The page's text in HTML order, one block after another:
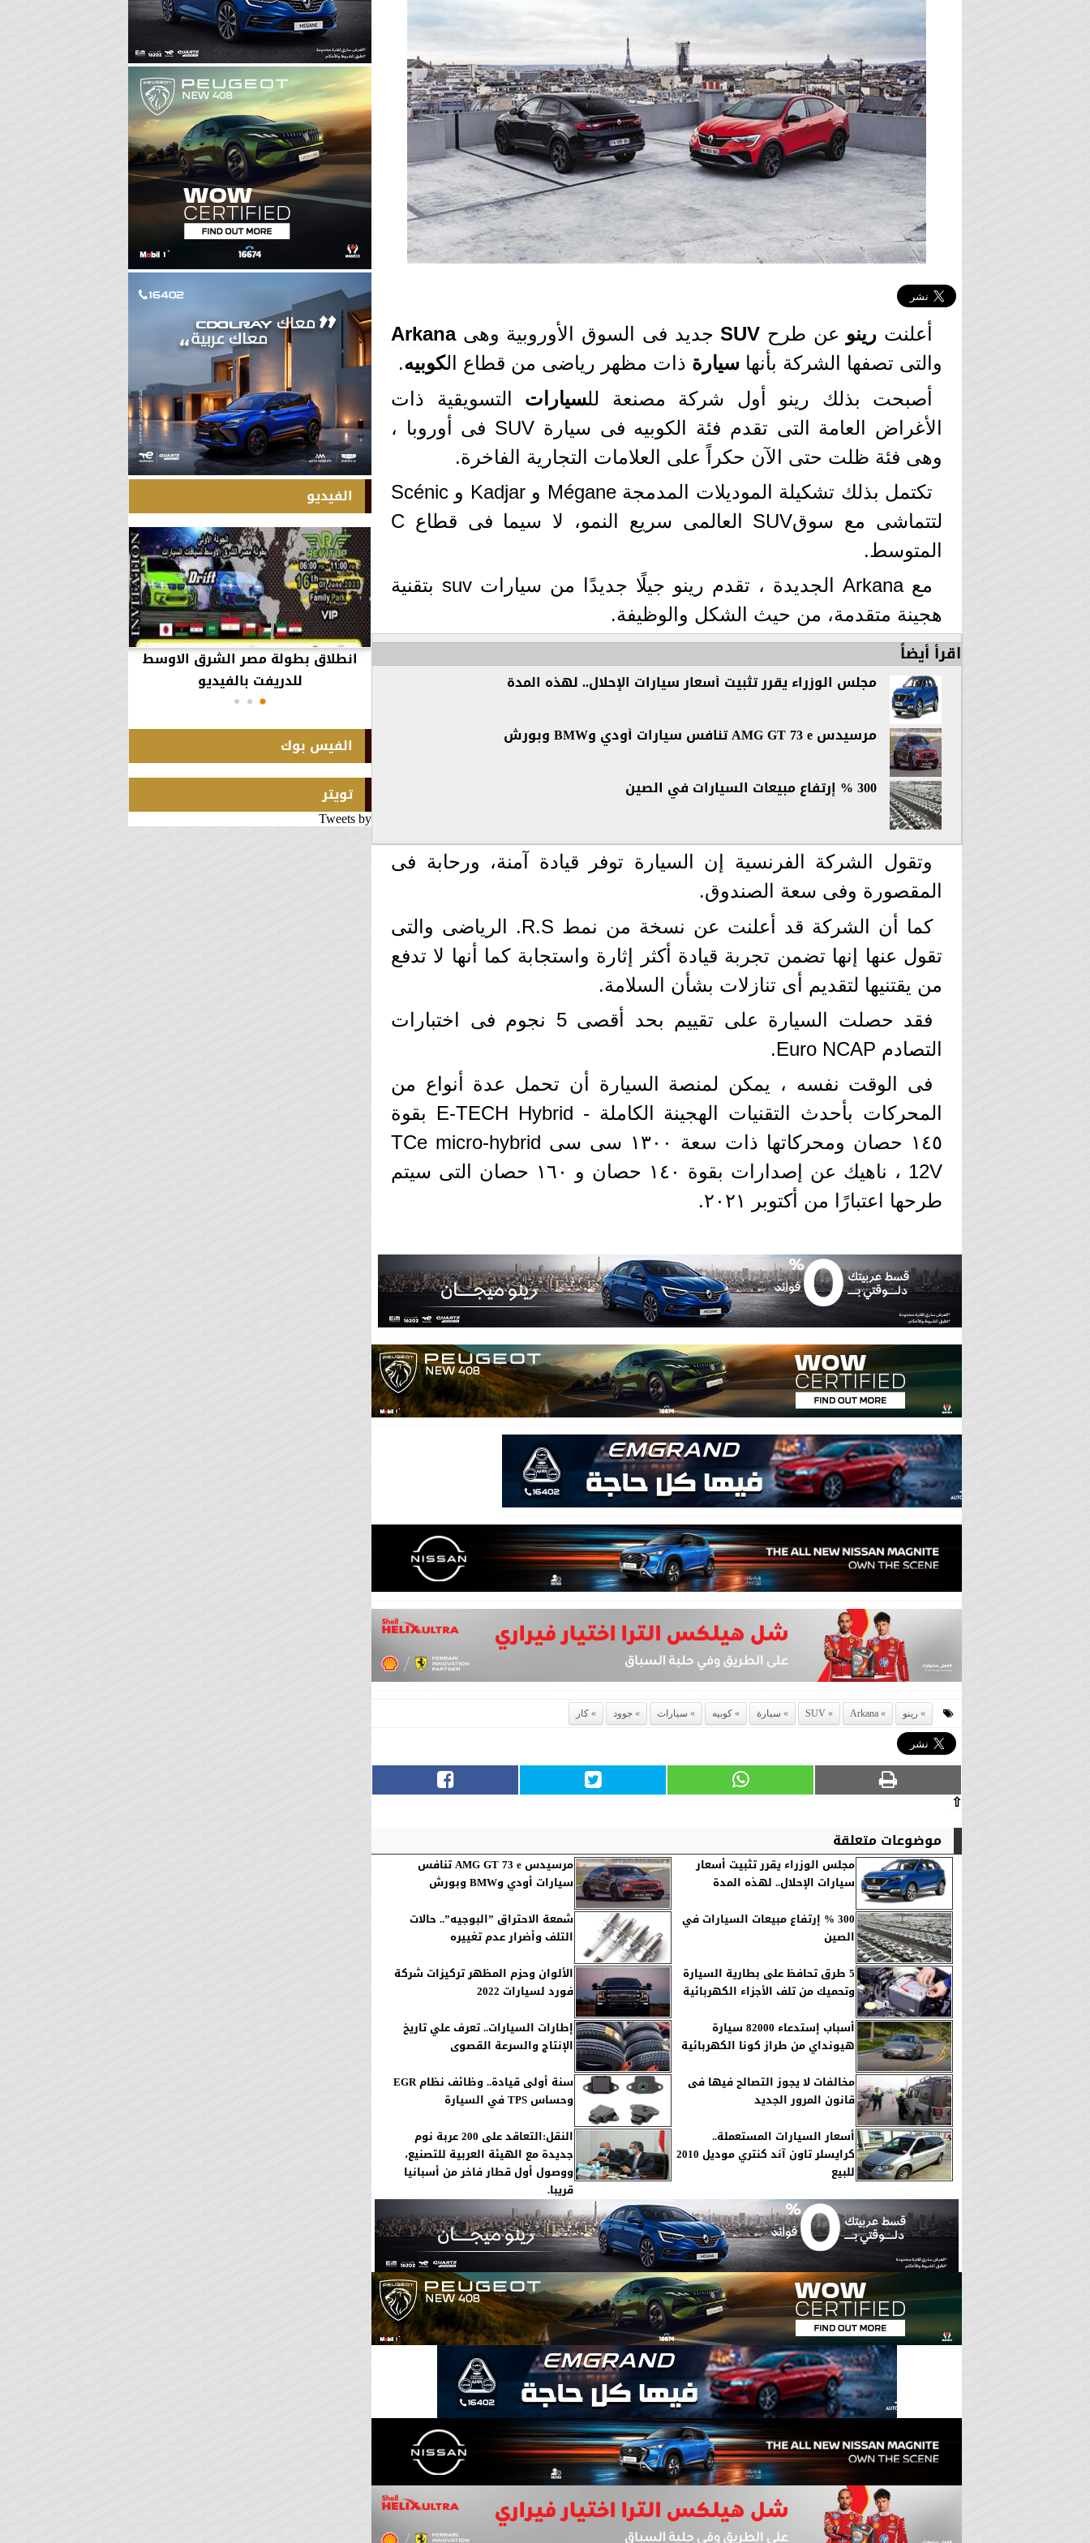
أعلنت رينو عن طرح SUVجديد فى السوق الأوروبية وهىArkana
والتى تصفها الشركة بأنها سيارة ذات مظهر رياضى من قطاع الكوبيه.
أصبحت بذلك رينو أول شركة مصنعة للسيارات التسويقية ذات
الأغراض العامة التى تقدم فئة الكوبيه فى سيارة SUV فى أوروبا ،
وهى فئة ظلت حتى الآن حكراً على العلامات التجارية الفاخرة.
تكتمل بذلك تشكيلة الموديلات المدمجة Mégane و Kadjar و Scénic
لتتماشى مع سوقSUV العالمى سريع النمو، لا سيما فى قطاع C
المتوسط.
مع Arkana الجديدة ، تقدم رينو جيلًا جديدًا من سيارات suv بتقنية
هجينة متقدمة، من حيث الشكل والوظيفة.
اقرأ أيضاً
مجلس الوزراء يقرر تثبيت أسعار سيارات الإحلال.. لهذه المدة
مرسيدس AMG GT 73 e تنافس سيارات أودي وBMW وبورش
300 % إرتفاع مبيعات السيارات في الصين
وتقول الشركة الفرنسية إن السيارة توفر قيادة آمنة، ورحابة فى
المقصورة وفى سعة الصندوق.
كما أن الشركة قد أعلنت عن نسخة من نمط R.S. الرياضى والتى
تقول عنها إنها تضمن تجربة قيادة أكثر إثارة واستجابة كما أنها لا تدفع
من يقتنيها لتقديم أى تنازلات بشأن السلامة.
فقد حصلت السيارة على تقييم بحد أقصى 5 نجوم فى اختبارات
التصادم Euro NCAP.
فى الوقت نفسه ، يمكن لمنصة السيارة أن تحمل عدة أنواع من
المحركات بأحدث التقنيات الهجينة الكاملة - E-TECH Hybrid بقوة
١٤٥ حصان ومحركاتها ذات سعة ١٣٠٠ سى سى TCe micro-hybrid
12V ، ناهيك عن إصدارات بقوة ١٤٠ حصان و ١٦٠ حصان التى سيتم
طرحها اعتبارًا من أكتوبر ٢٠٢١.
رينو Arkana
SUV سيارة كوبيه سيارات جوود كار
⇧
موضوعات متعلقة
مجلس الوزراء يقرر تثبيت أسعار
سيارات الإحلال.. لهذه المدة
مرسيدس AMG GT 73 e تنافس
سيارات أودي وBMW وبورش
300 % إرتفاع مبيعات السيارات في
الصين
شمعة الاحتراق ”البوجيه”.. حالات
التلف وأضرار عدم تغييره
5 طرق تحافظ على بطارية السيارة
وتحميك من تلف الأجزاء الكهربائية
الألوان وحزم المظهر تركيزات شركة
فورد لسيارات 2022
أسباب إستدعاء 82000 سيارة
هيونداي من طراز كونا الكهربائية
إطارات السيارات.. تعرف علي تاريخ
الإنتاج والسرعة القصوى
مخالفات لا يجوز التصالح فيها فى
قانون المرور الجديد
سنة أولى قيادة.. وظائف نظام EGR
وحساس TPS في السيارة
أسعار السيارات المستعملة..
كرايسلر تاون آند كنتري موديل 2010
للبيع
النقل:التعاقد على 200 عربة نوم
جديدة مع الهيئة العربية للتصنيع،
ووصول أول قطار فاخر من أسبانيا
قريبا.
الفيديو
السويد بعد تحركها لثوانٍ معدودة.
انطلاق بطولة مصر الشرق الاوسط
للدريفت بالفيديو
الفيس بوك
تويتر
Tweets by